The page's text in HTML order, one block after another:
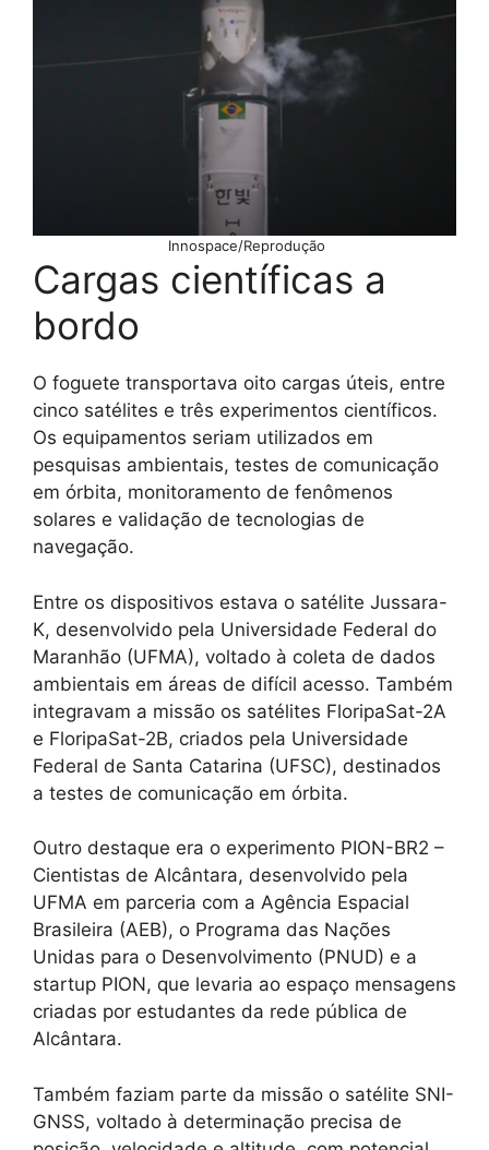
Innospace/Reprodução
Cargas científicas a
bordo
O foguete transportava oito cargas úteis, entre
cinco satélites e três experimentos científicos.
Os equipamentos seriam utilizados em
pesquisas ambientais, testes de comunicação
em órbita, monitoramento de fenômenos
solares e validação de tecnologias de
navegação.
Entre os dispositivos estava o satélite Jussara-
K, desenvolvido pela Universidade Federal do
Maranhão (UFMA), voltado à coleta de dados
ambientais em áreas de difícil acesso. Também
integravam a missão os satélites FloripaSat-2A
e FloripaSat-2B, criados pela Universidade
Federal de Santa Catarina (UFSC), destinados
a testes de comunicação em órbita.
Outro destaque era o experimento PION-BR2 –
Cientistas de Alcântara, desenvolvido pela
UFMA em parceria com a Agência Espacial
Brasileira (AEB), o Programa das Nações
Unidas para o Desenvolvimento (PNUD) e a
startup PION, que levaria ao espaço mensagens
criadas por estudantes da rede pública de
Alcântara.
Também faziam parte da missão o satélite SNI-
GNSS, voltado à determinação precisa de